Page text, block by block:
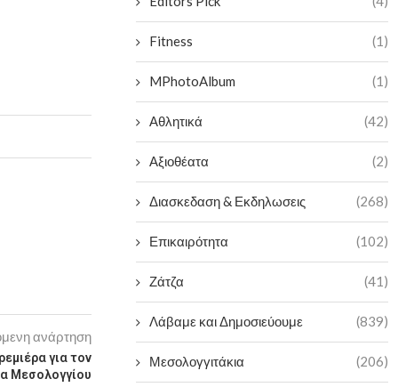
ανάρτηση
για τον
Μεσολογγίου
Fitness (1)
MPhotoAlbum (1)
Αθλητικά (42)
Αξιοθέατα (2)
Διασκεδαση & Εκδηλωσεις (268)
Επικαιρότητα (102)
Ζάτζα (41)
Λάβαμε και Δημοσιεύουμε (839)
Μεσολογγιτάκια (206)